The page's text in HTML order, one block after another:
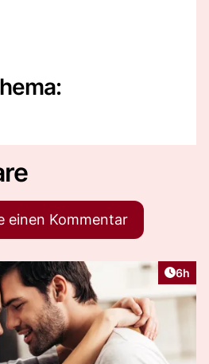
einen Kommentar
6h